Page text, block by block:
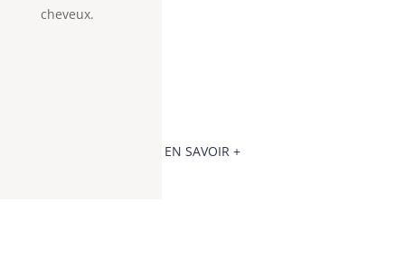
cheveux.
EN SAVOIR +